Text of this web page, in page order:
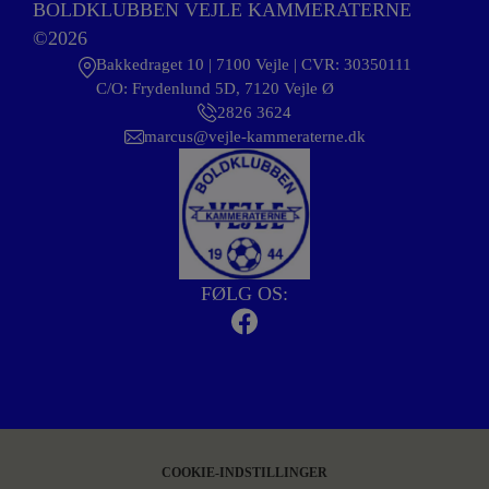
BOLDKLUBBEN VEJLE KAMMERATERNE
©2026
Bakkedraget 10 | 7100 Vejle | CVR: 30350111
C/O: Frydenlund 5D, 7120 Vejle Ø
2826 3624
marcus@vejle-kammeraterne.dk
FØLG OS:
COOKIE-INDSTILLINGER